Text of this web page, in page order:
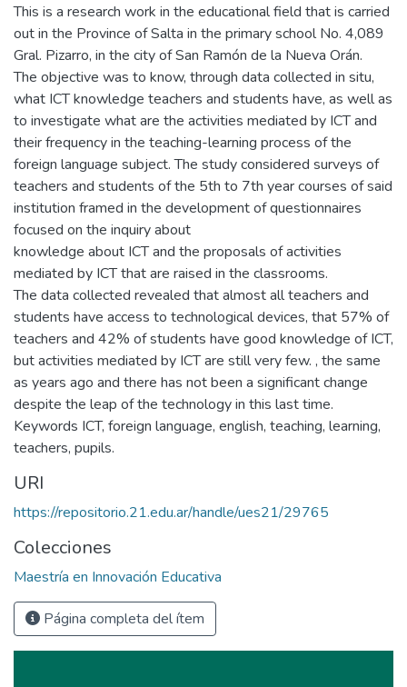
This is a research work in the educational field that is carried
out in the Province of Salta in the primary school No. 4,089
Gral. Pizarro, in the city of San Ramón de la Nueva Orán.
The objective was to know, through data collected in situ,
what ICT knowledge teachers and students have, as well as
to investigate what are the activities mediated by ICT and
their frequency in the teaching-learning process of the
foreign language subject. The study considered surveys of
teachers and students of the 5th to 7th year courses of said
institution framed in the development of questionnaires
focused on the inquiry about
knowledge about ICT and the proposals of activities
mediated by ICT that are raised in the classrooms.
The data collected revealed that almost all teachers and
students have access to technological devices, that 57% of
teachers and 42% of students have good knowledge of ICT,
but activities mediated by ICT are still very few. , the same
as years ago and there has not been a significant change
despite the leap of the technology in this last time.
Keywords ICT, foreign language, english, teaching, learning,
teachers, pupils.
URI
https://repositorio.21.edu.ar/handle/ues21/29765
Colecciones
Maestría en Innovación Educativa
Página completa del ítem